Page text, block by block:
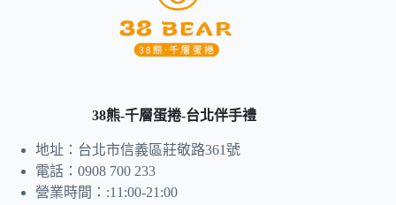
38熊-千層蛋捲-台北伴手禮
地址：台北市信義區莊敬路361號
電話：0908 700 233
營業時間：:11:00-21:00